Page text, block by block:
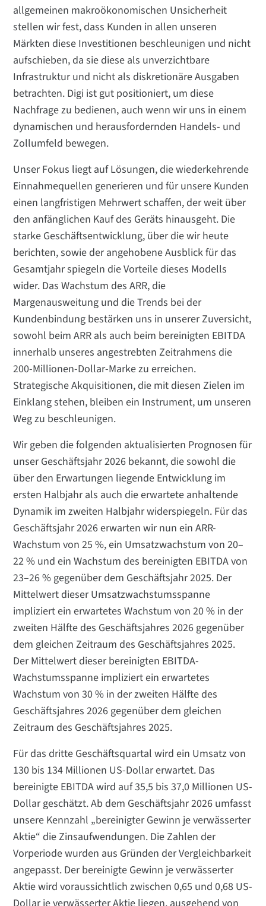
allgemeinen makroökonomischen Unsicherheit
stellen wir fest, dass Kunden in allen unseren
Märkten diese Investitionen beschleunigen und nicht
aufschieben, da sie diese als unverzichtbare
Infrastruktur und nicht als diskretionäre Ausgaben
betrachten. Digi ist gut positioniert, um diese
Nachfrage zu bedienen, auch wenn wir uns in einem
dynamischen und herausfordernden Handels- und
Zollumfeld bewegen.
Unser Fokus liegt auf Lösungen, die wiederkehrende
Einnahmequellen generieren und für unsere Kunden
einen langfristigen Mehrwert schaffen, der weit über
den anfänglichen Kauf des Geräts hinausgeht. Die
starke Geschäftsentwicklung, über die wir heute
berichten, sowie der angehobene Ausblick für das
Gesamtjahr spiegeln die Vorteile dieses Modells
wider. Das Wachstum des ARR, die
Margenausweitung und die Trends bei der
Kundenbindung bestärken uns in unserer Zuversicht,
sowohl beim ARR als auch beim bereinigten EBITDA
innerhalb unseres angestrebten Zeitrahmens die
200-Millionen-Dollar-Marke zu erreichen.
Strategische Akquisitionen, die mit diesen Zielen im
Einklang stehen, bleiben ein Instrument, um unseren
Weg zu beschleunigen.
Wir geben die folgenden aktualisierten Prognosen für
unser Geschäftsjahr 2026 bekannt, die sowohl die
über den Erwartungen liegende Entwicklung im
ersten Halbjahr als auch die erwartete anhaltende
Dynamik im zweiten Halbjahr widerspiegeln. Für das
Geschäftsjahr 2026 erwarten wir nun ein ARR-
Wachstum von 25 %, ein Umsatzwachstum von 20–
22 % und ein Wachstum des bereinigten EBITDA von
23–26 % gegenüber dem Geschäftsjahr 2025. Der
Mittelwert dieser Umsatzwachstumsspanne
impliziert ein erwartetes Wachstum von 20 % in der
zweiten Hälfte des Geschäftsjahres 2026 gegenüber
dem gleichen Zeitraum des Geschäftsjahres 2025.
Der Mittelwert dieser bereinigten EBITDA-
Wachstumsspanne impliziert ein erwartetes
Wachstum von 30 % in der zweiten Hälfte des
Geschäftsjahres 2026 gegenüber dem gleichen
Zeitraum des Geschäftsjahres 2025.
Für das dritte Geschäftsquartal wird ein Umsatz von
130 bis 134 Millionen US-Dollar erwartet. Das
bereinigte EBITDA wird auf 35,5 bis 37,0 Millionen US-
Dollar geschätzt. Ab dem Geschäftsjahr 2026 umfasst
unsere Kennzahl „bereinigter Gewinn je verwässerter
Aktie“ die Zinsaufwendungen. Die Zahlen der
Vorperiode wurden aus Gründen der Vergleichbarkeit
angepasst. Der bereinigte Gewinn je verwässerter
Aktie wird voraussichtlich zwischen 0,65 und 0,68 US-